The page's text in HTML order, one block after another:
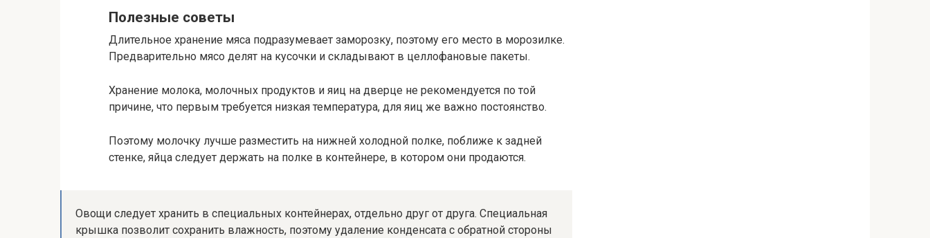
Полезные советы
Длительное хранение мяса подразумевает заморозку, поэтому его место в морозилке.
Предварительно мясо делят на кусочки и складывают в целлофановые пакеты.
Хранение молока, молочных продуктов и яиц на дверце не рекомендуется по той
причине, что первым требуется низкая температура, для яиц же важно постоянство.
Поэтому молочку лучше разместить на нижней холодной полке, поближе к задней
стенке, яйца следует держать на полке в контейнере, в котором они продаются.
Овощи следует хранить в специальных контейнерах, отдельно друг от друга. Специальная
крышка позволит сохранить влажность, поэтому удаление конденсата с обратной стороны